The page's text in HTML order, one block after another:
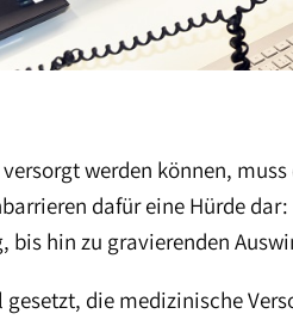
werden können,
dafür eine Hürde
bis hin zu gravierenden
die medizinische